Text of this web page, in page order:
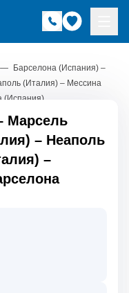
— Барселона (Испания) –
(Италия) – Мессина
(Испания)
Марсель
– Неаполь
–